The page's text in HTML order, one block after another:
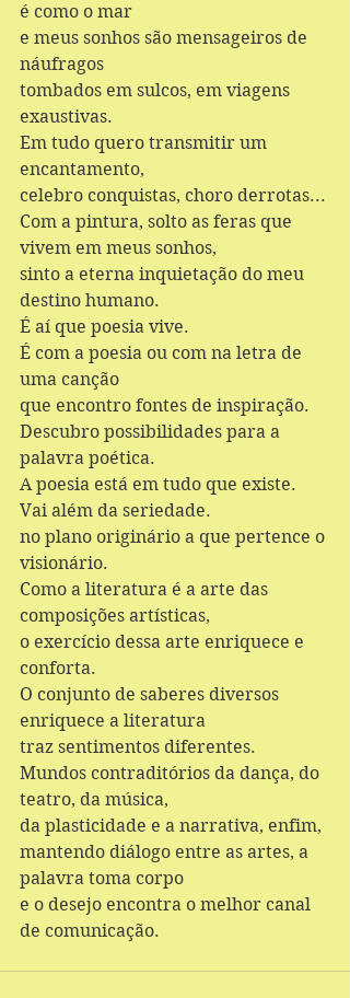
é como o mar
e meus sonhos são mensageiros de
náufragos
tombados em sulcos, em viagens
exaustivas.
Em tudo quero transmitir um
encantamento,
celebro conquistas, choro derrotas...
Com a pintura, solto as feras que
vivem em meus sonhos,
sinto a eterna inquietação do meu
destino humano.
É aí que poesia vive.
É com a poesia ou com na letra de
uma canção
que encontro fontes de inspiração.
Descubro possibilidades para a
palavra poética.
A poesia está em tudo que existe.
Vai além da seriedade.
no plano originário a que pertence o
visionário.
Como a literatura é a arte das
composições artísticas,
o exercício dessa arte enriquece e
conforta.
O conjunto de saberes diversos
enriquece a literatura
traz sentimentos diferentes.
Mundos contraditórios da dança, do
teatro, da música,
da plasticidade e a narrativa, enfim,
mantendo diálogo entre as artes, a
palavra toma corpo
e o desejo encontra o melhor canal
de comunicação.